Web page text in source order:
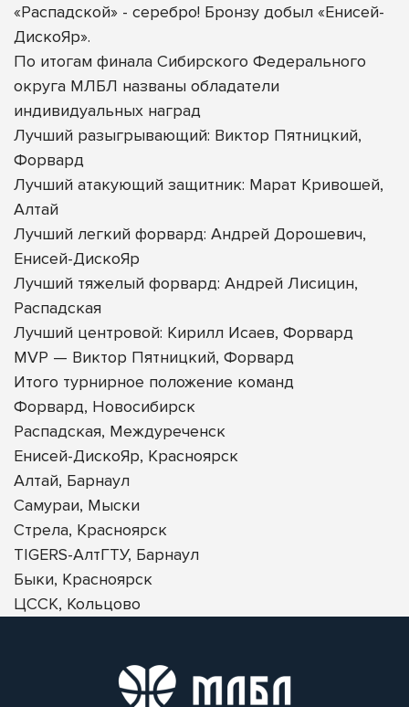
«Распадской» - серебро! Бронзу добыл «Енисей-
ДискоЯр».
По итогам финала Сибирского Федерального
округа МЛБЛ названы обладатели
индивидуальных наград
Лучший разыгрывающий: Виктор Пятницкий,
Форвард
Лучший атакующий защитник: Марат Кривошей,
Алтай
Лучший легкий форвард: Андрей Дорошевич,
Енисей-ДискоЯр
Лучший тяжелый форвард: Андрей Лисицин,
Распадская
Лучший центровой: Кирилл Исаев, Форвард
MVP — Виктор Пятницкий, Форвард
Итого турнирное положение команд
Форвард, Новосибирск
Распадская, Междуреченск
Енисей-ДискоЯр, Красноярск
Алтай, Барнаул
Самураи, Мыски
Стрела, Красноярск
TIGERS-АлтГТУ, Барнаул
Быки, Красноярск
ЦССК, Кольцово